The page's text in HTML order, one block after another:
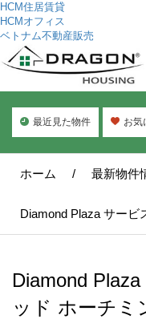
HCM住居賃貸
HCMオフィス
ベトナム不動産販売
最近見た物件 お気
ホーム / 最新物件
Diamond Plaza サービ
Diamond
ッド ホーチミ